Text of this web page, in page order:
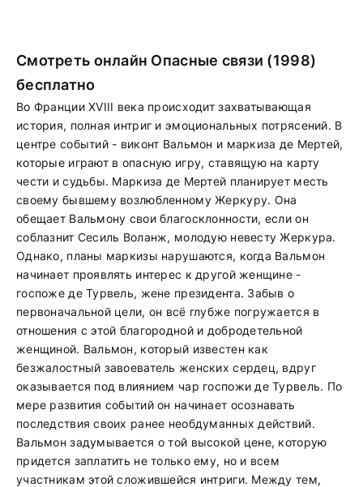
Смотреть онлайн Опасные связи (1998)
бесплатно
Во Франции XVIII века происходит захватывающая
история, полная интриг и эмоциональных потрясений. В
центре событий - виконт Вальмон и маркиза де Мертей,
которые играют в опасную игру, ставящую на карту
чести и судьбы. Маркиза де Мертей планирует месть
своему бывшему возлюбленному Жеркуру. Она
обещает Вальмону свои благосклонности, если он
соблазнит Сесиль Воланж, молодую невесту Жеркура.
Однако, планы маркизы нарушаются, когда Вальмон
начинает проявлять интерес к другой женщине -
госпоже де Турвель, жене президента. Забыв о
первоначальной цели, он всё глубже погружается в
отношения с этой благородной и добродетельной
женщиной. Вальмон, который известен как
безжалостный завоеватель женских сердец, вдруг
оказывается под влиянием чар госпожи де Турвель. По
мере развития событий он начинает осознавать
последствия своих ранее необдуманных действий.
Вальмон задумывается о той высокой цене, которую
придется заплатить не только ему, но и всем
участникам этой сложившейся интриги. Между тем,